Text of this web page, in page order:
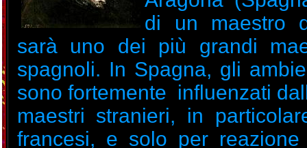
di un maestro
sarà uno dei più grandi
spagnoli. In Spagna, gli
sono fortemente influenzati
maestri stranieri, in
francesi, e solo per